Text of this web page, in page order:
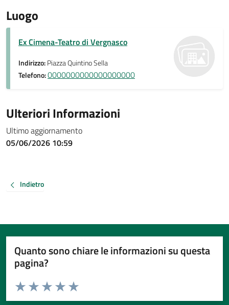
Luogo
Ex Cimena-Teatro di Vergnasco
Indirizzo:Piazza Quintino Sella
Telefono:0000000000000000000
Ulteriori Informazioni
Ultimo aggiornamento
05/06/2026 10:59
Indietro
Quanto sono chiare le informazioni su questa
pagina?
Valuta da 1 a 5 stelle la pagina
Valuta 5 stelle su 5
Valuta 4 stelle su 5
Valuta 3 stelle su 5
Valuta 2 stelle su 5
Valuta 1 stelle su 5